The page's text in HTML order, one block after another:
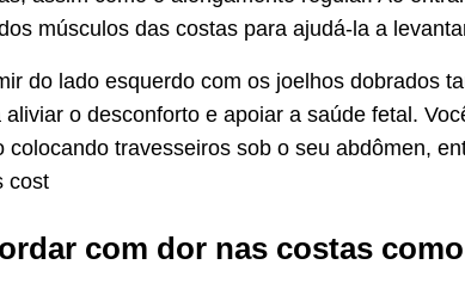
músculos das costas para ajudá-la a
do lado esquerdo com os joelhos dobrados
aliviar o desconforto e apoiar a saúde fetal.
colocando travesseiros sob o seu abdômen,
cost
com dor nas costas